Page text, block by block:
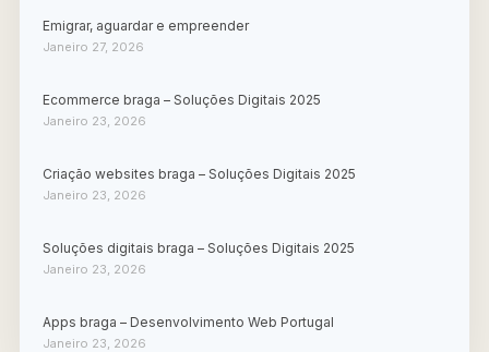
Emigrar, aguardar e empreender
Janeiro 27, 2026
Ecommerce braga – Soluções Digitais 2025
Janeiro 23, 2026
Criação websites braga – Soluções Digitais 2025
Janeiro 23, 2026
Soluções digitais braga – Soluções Digitais 2025
Janeiro 23, 2026
Apps braga – Desenvolvimento Web Portugal
Janeiro 23, 2026